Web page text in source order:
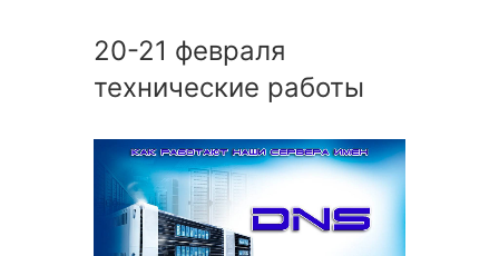
20-21 февраля
технические работы